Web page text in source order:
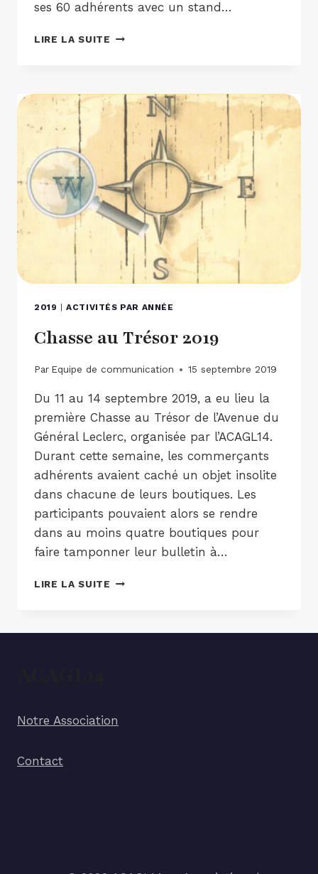
ses 60 adhérents avec un stand…
LIRE LA SUITE
2019 |ACTIVITÉS PAR ANNÉE
Chasse au Trésor 2019
Par Equipe de communication 15 septembre 2019
Du 11 au 14 septembre 2019, a eu lieu la
première Chasse au Trésor de l’Avenue du
Général Leclerc, organisée par l’ACAGL14.
Durant cette semaine, les commerçants
adhérents avaient caché un objet insolite
dans chacune de leurs boutiques. Les
participants pouvaient alors se rendre
dans au moins quatre boutiques pour
faire tamponner leur bulletin à…
LIRE LA SUITE
Notre Association
Contact